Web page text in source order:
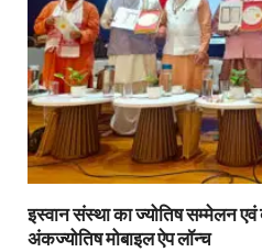
y
इस्वान संस्था का ज्योतिष सम्मेलन एवं
अंकज्योतिष मोबाइल ऐप लॉन्च